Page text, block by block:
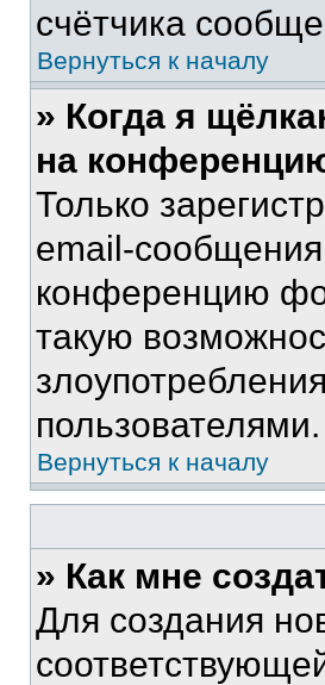
счётчика
Вернуться к началу
» Когда я
на
Только
email-
конференцию
такую
пользователями.
Вернуться к началу
» Как мне
Для создания